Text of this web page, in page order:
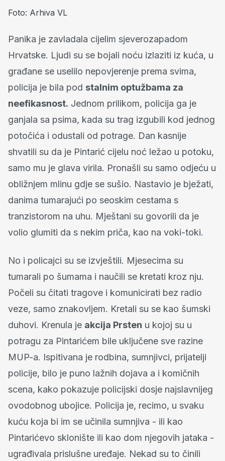
Foto: Arhiva VL
Panika je zavladala cijelim sjeverozapadom
Hrvatske. Ljudi su se bojali noću izlaziti iz kuća, u
građane se uselilo nepovjerenje prema svima,
policija je bila pod stalnim optužbama za
neefikasnost. Jednom prilikom, policija ga je
ganjala sa psima, kada su trag izgubili kod jednog
potočića i odustali od potrage. Dan kasnije
shvatili su da je Pintarić cijelu noć ležao u potoku,
samo mu je glava virila. Pronašli su samo odjeću u
obližnjem mlinu gdje se sušio. Nastavio je bježati,
danima tumarajući po seoskim cestama s
tranzistorom na uhu. Mještani su govorili da je
volio glumiti da s nekim priča, kao na voki-toki.
No i policajci su se izvještili. Mjesecima su
tumarali po šumama i naučili se kretati kroz nju.
Počeli su čitati tragove i komunicirati bez radio
veze, samo znakovljem. Kretali su se kao šumski
duhovi. Krenula je akcija Prsten u kojoj su u
potragu za Pintarićem bile uključene sve razine
MUP-a. Ispitivana je rodbina, sumnjivci, prijatelji
policije, bilo je puno lažnih dojava a i komičnih
scena, kako pokazuje policijski dosje najslavnijeg
ovodobnog ubojice. Policija je, recimo, u svaku
kuću koja bi im se učinila sumnjiva - ili kao
Pintarićevo sklonište ili kao dom njegovih jataka -
ugrađivala prislušne uređaje. Nekad su to činili